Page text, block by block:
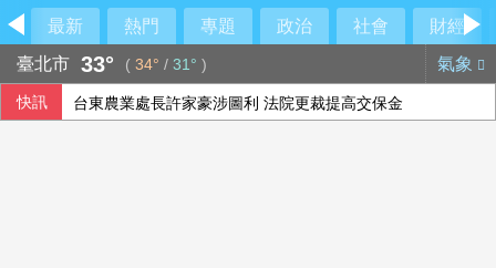
最新 熱門 專題 政治 社會
財經
臺北市 33° ( 34° / 31° ) 氣象
快訊 台東農業處長許家豪涉圖利 法院更裁提高交保金